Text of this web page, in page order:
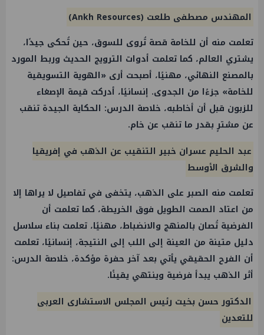
المهندس مصطفى طلعت (Ankh Resources)
تعلمت منه أن للخامة قصة تُروى للسوق، حين تُحكى جيدًا،
يشتري العالم، كما تعلمت أدوات الترويج الحديث وربط المورد
بالمصنع النهائي، مهنيًا، أصبحت أرى «الهوية التسويقية
للخامة» جزءًا من الجدوى. إنسانيًا، أدركت قيمة الإصغاء
للزبون قبل أن أخاطبه، خلاصة الدرس: الحكاية الجيدة تنقب
عن مشترٍ بقدر ما تنقب عن خام.
عبد الحليم عسران خبير التنقيب عن الذهب في إفريقيا
والشرق الأوسط
تعلمت منه الصبر على الذهب، يتخفى في تفاصيل لا يراها إلا
من اعتاد الصمت الطويل فوق الخريطة، كما تعلمت أن
الفرضية تُصان بالمنهج والانضباط، مهنيًا، تعلمت بناء سلاسل
دليل متينة من العينة إلى اللب إلى النتيجة، إنسانيًا، تعلمت
أن الفرح الحقيقي يأتي بعد آخر حفرة مؤكدة، خلاصة الدرس:
أثر الذهب يبدأ فرضية وينتهي يقينًا.
الدكتور حسن بخيت رئيس المجلس الاستشارى العربى
للتعدين